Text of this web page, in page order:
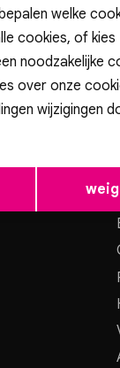
je data omgaan?
welke
cookies, of kies
noodzakelijke
over onze
wijzigingen